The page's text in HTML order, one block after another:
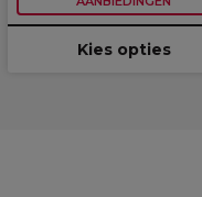
Kies opties